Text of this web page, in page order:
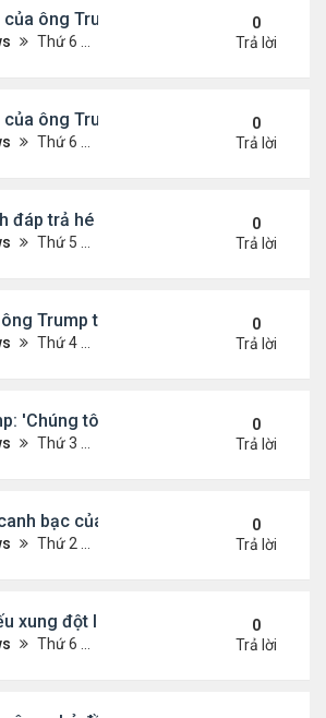
ông Trump khi lùi quyết định can
Thứ 6 Tháng 6 20, 2025 2:44 pm
0
Trả lời
ông Trump khi lùi quyết định can
Thứ 6 Tháng 6 20, 2025 2:43 pm
0
Trả lời
đáp trả hé lộ năng lực tên lửa thực sự
Thứ 5 Tháng 6 19, 2025 4:25 pm
0
Trả lời
Trump thay đổi lập trường về xung
Thứ 4 Tháng 6 18, 2025 2:22 pm
0
Trả lời
'Chúng tôi đã kiểm soát hoàn toàn
Thứ 3 Tháng 6 17, 2025 5:52 pm
0
Trả lời
bạc của Thủ tướng Israel khi tấn
Thứ 2 Tháng 6 16, 2025 4:45 pm
0
Trả lời
xung đột Israel - Iran lan rộng
Thứ 6 Tháng 6 13, 2025 5:24 pm
0
Trả lời